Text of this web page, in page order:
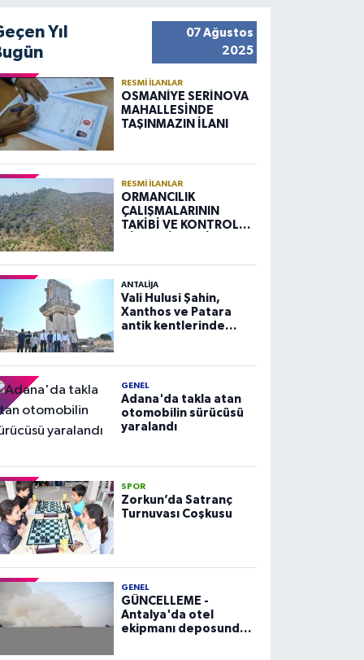
Yıl
07 Ağustos
2025
RESMI İLANLAR
OSMANİYE SERİNOVA
MAHALLESİNDE
TAŞINMAZIN İLANI
RESMI İLANLAR
ORMANCILIK
ÇALIŞMALARININ
TAKİBİ VE KONTROLÜ
ANTALIJA
Vali Hulusi Şahin,
Xanthos ve Patara
antik kentlerinde
GENEL
Adana'da takla atan
otomobilin sürücüsü
yaralandı
SPOR
Zorkun’da Satranç
Turnuvası Coşkusu
GENEL
GÜNCELLEME -
Antalya'da otel
ekipmanı deposunda